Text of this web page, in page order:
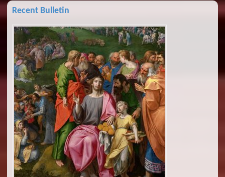
Recent Bulletin